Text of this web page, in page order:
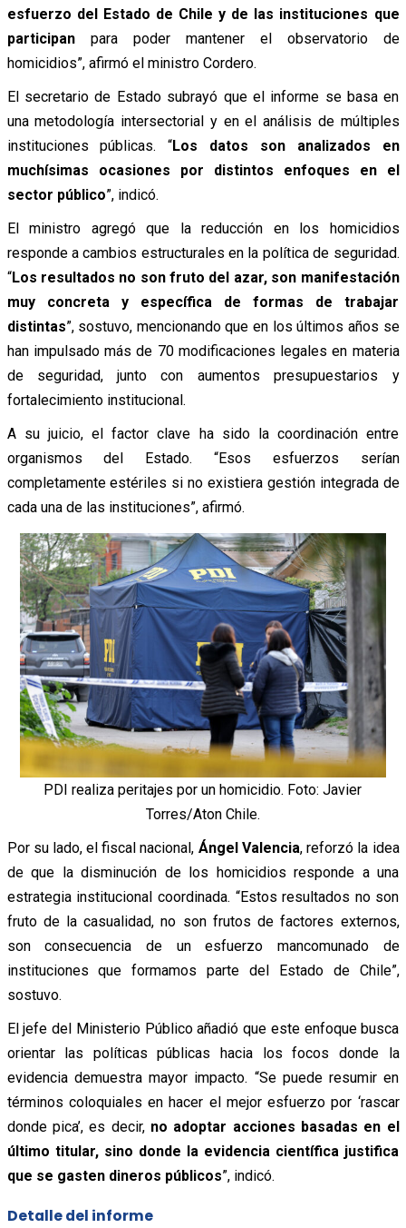
esfuerzo del Estado de Chile y de las instituciones que
participanpara poder mantener el observatorio de
homicidios”, afirmó el ministro Cordero.
El secretario de Estado subrayó que el informe se basa en
una metodología intersectorial y en el análisis de múltiples
instituciones públicas. “Los datos son analizados en
muchísimas ocasiones por distintos enfoques en el
sector público”, indicó.
El ministro agregó que la reducción en los homicidios
responde a cambios estructurales en la política de seguridad.
“Los resultados no son fruto del azar, son manifestación
muy concreta y específica de formas de trabajar
distintas”, sostuvo, mencionando que en los últimos años se
han impulsado más de 70 modificaciones legales en materia
de seguridad, junto con aumentos presupuestarios y
fortalecimiento institucional.
A su juicio, el factor clave ha sido la coordinación entre
organismos del Estado. “Esos esfuerzos serían
completamente estériles si no existiera gestión integrada de
cada una de las instituciones”, afirmó.
PDI realiza peritajes por un homicidio. Foto: Javier
Torres/Aton Chile.
Por su lado, el fiscal nacional, Ángel Valencia, reforzó la idea
de que la disminución de los homicidios responde a una
estrategia institucional coordinada. “Estos resultados no son
fruto de la casualidad, no son frutos de factores externos,
son consecuencia de un esfuerzo mancomunado de
instituciones que formamos parte del Estado de Chile”,
sostuvo.
El jefe del Ministerio Público añadió que este enfoque busca
orientar las políticas públicas hacia los focos donde la
evidencia demuestra mayor impacto. “Se puede resumir en
términos coloquiales en hacer el mejor esfuerzo por ‘rascar
donde pica’, es decir, no adoptar acciones basadas en el
último titular, sino donde la evidencia científica justifica
que se gasten dineros públicos”, indicó.
Detalle del informe